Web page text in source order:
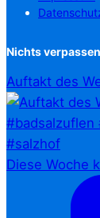
Nichts
Auftakt des
Diese Woche